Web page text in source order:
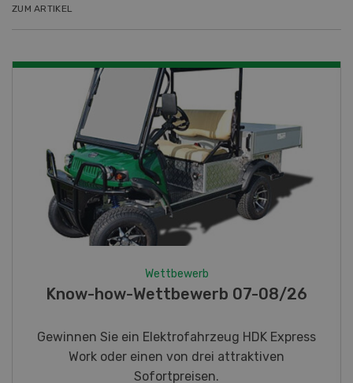
ZUM ARTIKEL
Wettbewerb
Fotorätsel 07-08/26
Gewinnen Sie eines von fünf LANDI
Taschenmessern